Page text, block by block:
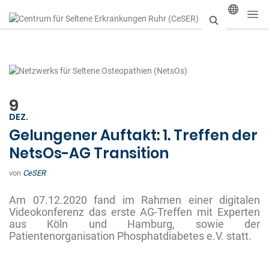
n
9
DEZ.
Gelungener Auftakt: 1. Treffen der
NetsOs-AG Transition
von CeSER
Am 07.12.2020 fand im Rahmen einer digitalen
Videokonferenz das erste AG-Treffen mit Experten
aus Köln und Hamburg, sowie der
Patientenorganisation Phosphatdiabetes e.V. statt.